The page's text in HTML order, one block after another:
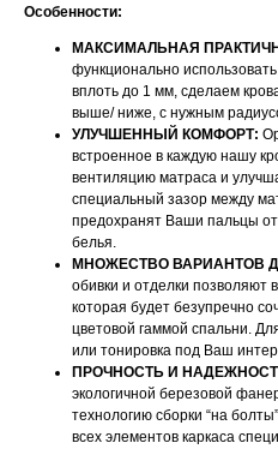
Особенности:
МАКСИМАЛЬНАЯ
функционально
вплоть до 1 мм, сделаем
выше/ ниже, с нужным
УЛУЧШЕННЫЙ КОМФОРТ:
встроенное в каждую нашу
вентиляцию матраса и
специальный зазор между
предохранят Ваши пальцы
белья.
МНОЖЕСТВО ВАРИАНТОВ
обивки и отделки позволяют
которая будет безупречно
цветовой гаммой спальни.
или тонировка под Ваш
ПРОЧНОСТЬ И
экологичной березовой
технологию сборки “на
всех элементов каркаса